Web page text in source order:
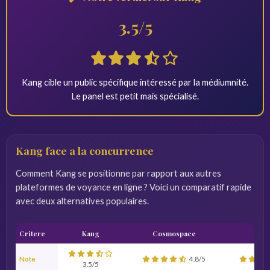
3.5/5
Kang cible un public spécifique intéressé par la médiumnité.
Le panel est petit mais spécialisé.
Kang face a la concurrence
Comment Kang se positionne par rapport aux autres
plateformes de voyance en ligne ? Voici un comparatif rapide
avec deux alternatives populaires.
Critere Kang Cosmospace
Note
3.5/5
4.8/5